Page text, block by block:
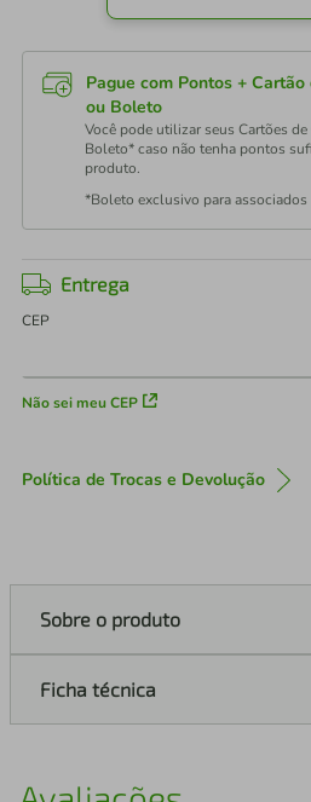
Pague com Pontos +
ou Boleto
Você pode utilizar seus Cartões
Boleto* caso não tenha pontos
produto.
*Boleto exclusivo para associados
Entrega
CEP
Não sei meu CEP
Política de Trocas e Devolução
Sobre o produto
Ficha técnica